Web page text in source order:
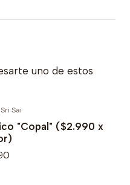
uno de estos
Sri Sai
"Copal" ($2.990 x